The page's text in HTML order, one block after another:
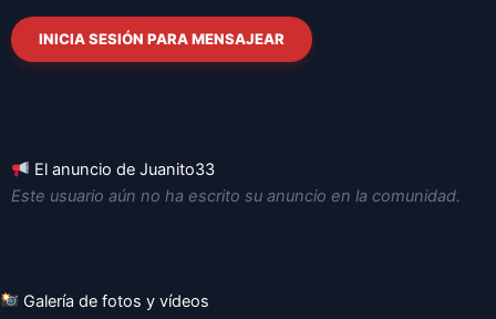
INICIA SESIÓN PARA MENSAJEAR
El anuncio de Juanito33
Este usuario aún no ha escrito su anuncio en la comunidad.
Galería de fotos y vídeos